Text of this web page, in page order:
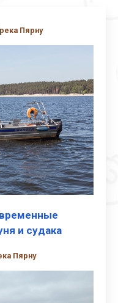
Пярну
и судака
Пярну